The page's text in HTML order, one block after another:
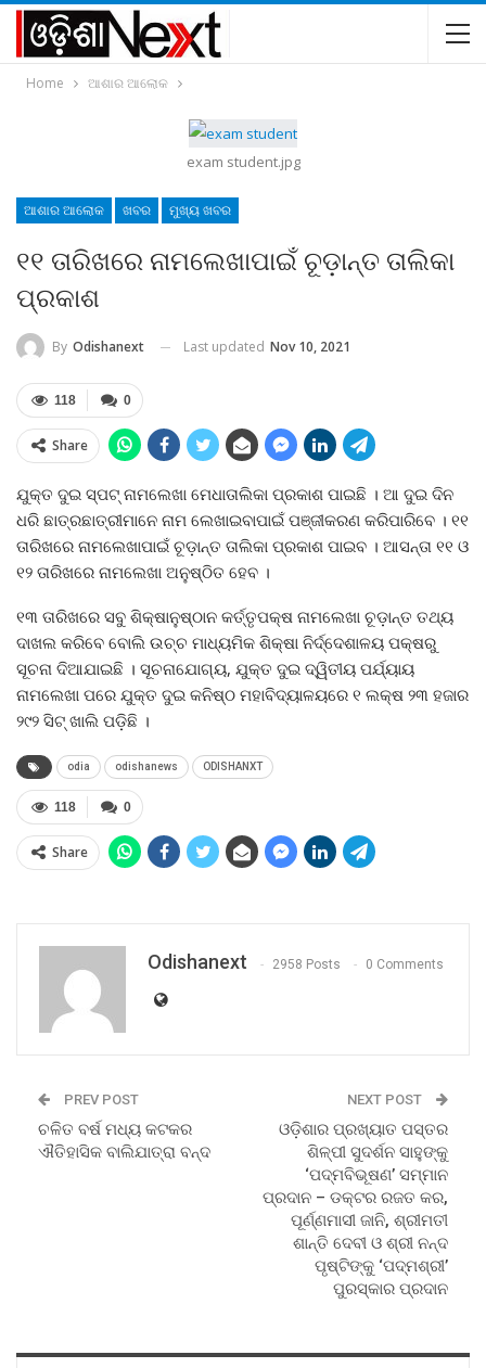
Home ଆଶାର ଆଲୋକ
exam student.jpg
ଆଶାର ଆଲୋକ ଖବର ମୁଖ୍ୟ ଖବର
୧୧ ତାରିଖରେ ନାମଲେଖାପାଇଁ ଚୂଡ଼ାନ୍ତ ତାଲିକା
ପ୍ରକାଶ
By Odishanext Last updated Nov 10, 2021
0
118
Share
ଯୁକ୍ତ ଦୁଇ ସ୍ପଟ୍‍ ନାମଲେଖା ମେଧାତାଲିକା ପ୍ରକାଶ ପାଇଛି । ଆ ଦୁଇ ଦିନ
ଧରି ଛାତ୍ରଛାତ୍ରୀମାନେ ନାମ ଲେଖାଇବାପାଇଁ ପଞ୍ଜୀକରଣ କରିପାରିବେ । ୧୧
ତାରିଖରେ ନାମଲେଖାପାଇଁ ଚୂଡ଼ାନ୍ତ ତାଲିକା ପ୍ରକାଶ ପାଇବ । ଆସନ୍ତା ୧୧ ଓ
୧୨ ତାରିଖରେ ନାମଲେଖା ଅନୁଷ୍ଠିତ ହେବ ।
୧୩ ତାରିଖରେ ସବୁ ଶିକ୍ଷାନୁଷ୍ଠାନ କର୍ତ୍ତୃପକ୍ଷ ନାମଲେଖା ଚୂଡ଼ାନ୍ତ ତଥ୍ୟ
ଦାଖଲ କରିବେ ବୋଲି ଉଚ୍ଚ ମାଧ୍ୟମିକ ଶିକ୍ଷା ନିର୍ଦ୍ଦେଶାଳୟ ପକ୍ଷରୁ
ସୂଚନା ଦିଆଯାଇଛି । ସୂଚନାଯୋଗ୍ୟ, ଯୁକ୍ତ ଦୁଇ ଦ୍ୱିତୀୟ ପର୍ଯ୍ୟାୟ
ନାମଲେଖା ପରେ ଯୁକ୍ତ ଦୁଇ କନିଷ୍ଠ ମହାବିଦ୍ୟାଳୟରେ ୧ ଲକ୍ଷ ୨୩ ହଜାର
୨୯୨ ସିଟ୍‍ ଖାଲି ପଡ଼ିଛି ।
odia odishanews ODISHANXT
0
118
Share
Odishanext 2958 Posts 0 Comments
PREV POST
ଚଳିତ ବର୍ଷ ମଧ୍ୟ କଟକର
ଐତିହାସିକ ବାଲିଯାତ୍ରା ବନ୍ଦ
NEXT POST
ଓଡ଼ିଶାର ପ୍ରଖ୍ୟାତ ପସ୍ତର
ଶିଳ୍ପୀ ସୁଦର୍ଶନ ସାହୁଙ୍କୁ
‘ପଦ୍ମବିଭୂଷଣ’ ସମ୍ମାନ
ପ୍ରଦାନ – ଡକ୍ଟର ରଜତ କର,
ପୂର୍ଣ୍ଣମାସୀ ଜାନି, ଶ୍ରୀମତୀ
ଶାନ୍ତି ଦେବୀ ଓ ଶ୍ରୀ ନନ୍ଦ
ପୃଷ୍ଟିଙ୍କୁ ‘ପଦ୍ମଶ୍ରୀ’
ପୁରସ୍କାର ପ୍ରଦାନ